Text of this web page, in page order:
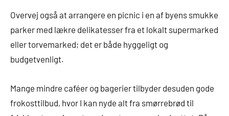
Overvej også at arrangere en picnic i en af byens smukke
parker med lækre delikatesser fra et lokalt supermarked
eller torvemarked; det er både hyggeligt og
budgetvenligt.
Mange mindre caféer og bagerier tilbyder desuden gode
frokosttilbud, hvor I kan nyde alt fra smørrebrød til